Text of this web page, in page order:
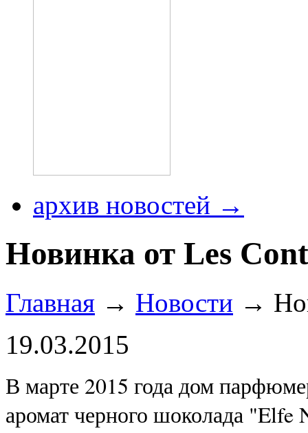
архив новостей →
Новинка от Les
Главная → Новости →
19.03.2015
В марте 2015 года дом
аромат черного шоколада "Elfe